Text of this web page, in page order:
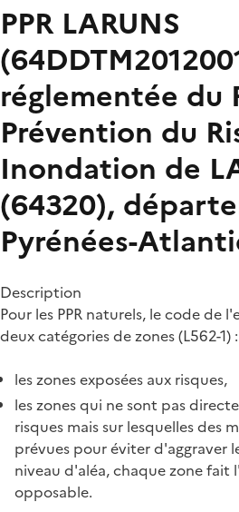
PPR LARUNS
réglementée du
Prévention du
Inondation de
(64320),
Pyrénées-
Description
Pour les PPR naturels, le code de
deux catégories de zones (L562-1) :
les zones exposées aux risques,
les zones qui ne sont pas
risques mais sur lesquelles des
prévues pour éviter d'aggraver
niveau d'aléa, chaque zone
opposable.